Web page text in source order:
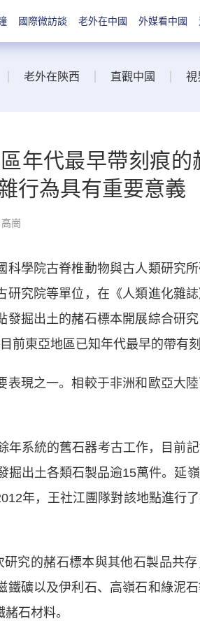
國際微訪談 老外在中國 外媒看中國
老外在陝西 直觀中國 視
年代最早帶刻痕的
行為具有重要意義
崗
學院古脊椎動物與古人類研究所
究院等單位，在《人類進化雜
掘出土的赭石標本開展綜合研
前東亞地區已知年代最早的帶有
現之一。相較于非洲和歐亞大陸
系統的舊石器考古工作，目前記
掘出土各類石製品逾15萬件。延
年，王社江團隊對該地點進行
的赭石標本與其他石製品共存
礦以及伊利石、高嶺石和綠泥
石材料。